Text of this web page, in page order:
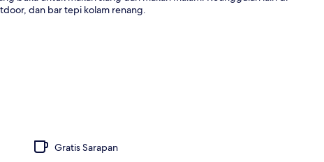
dan bar tepi kolam renang.
Gratis Sarapan